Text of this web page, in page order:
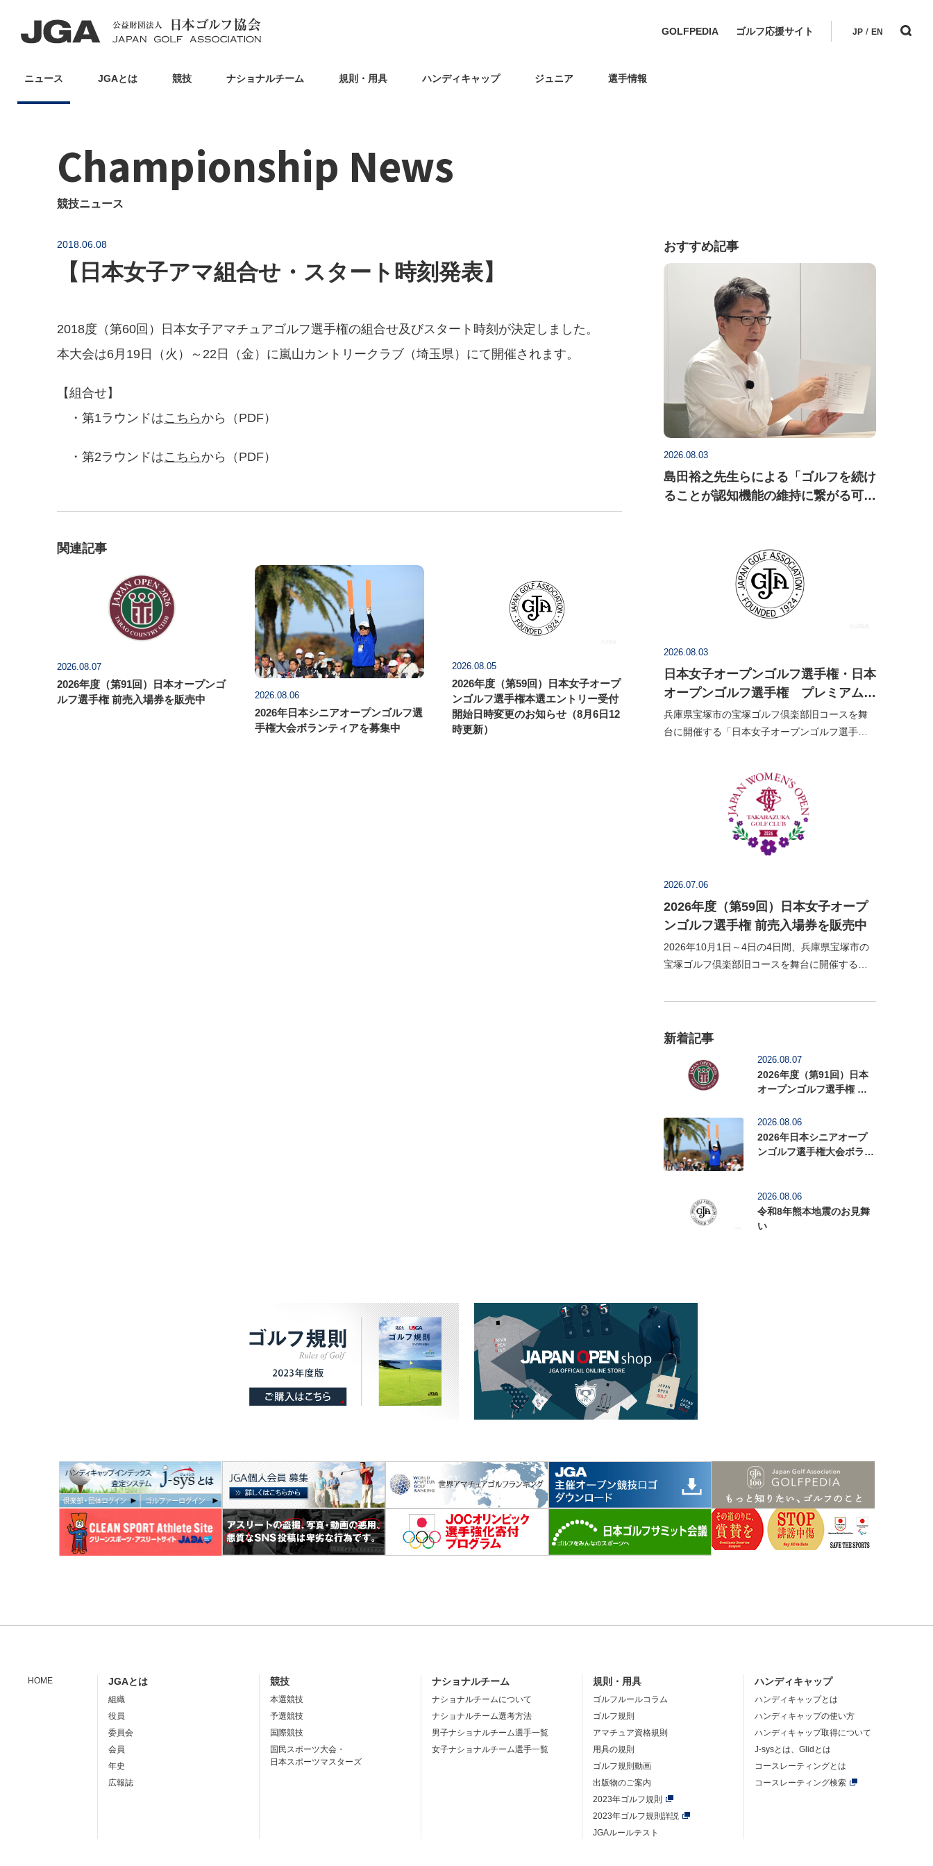
GOLFPEDIA ゴルフ応援サイト JP / EN
ニュース JGAとは 競技 ナショナルチーム 規則・用具 ハンディキャップ ジュニア 選手情報
Championship News
競技ニュース
2018.06.08
【日本女子アマ組合せ・スタート時刻発表】
2018度（第60回）日本女子アマチュアゴルフ選手権の組合せ及びスタート時刻が決定しました。
本大会は6月19日（火）～22日（金）に嵐山カントリークラブ（埼玉県）にて開催されます。
【組合せ】
・第1ラウンドはこちら から（PDF）
・第2ラウンドはこちら から（PDF）
関連記事
2026.08.07
2026年度（第91回）日本オープンゴ
ルフ選手権 前売入場券を販売中
2026.08.06
2026年日本シニアオープンゴルフ選
手権大会ボランティアを募集中
2026.08.05
2026年度（第59回）日本女子オープ
ンゴルフ選手権本選エントリー受付
開始日時変更のお知らせ（8月6日12
時更新）
おすすめ記事
2026.08.03
島田裕之先生らによる「ゴルフを続け
ることが認知機能の維持に繋がる可能
2026.08.03
日本女子オープンゴルフ選手権・日本
オープンゴルフ選手権 プレミアムチ
ケット販売を開始
兵庫県宝塚市の宝塚ゴルフ倶楽部旧コースを舞
台に開催する「日本女子オープンゴルフ選手
権」のプレミアムチケットの販売を開…
2026.07.06
2026年度（第59回）日本女子オープ
ンゴルフ選手権 前売入場券を販売中
2026年10月1日～4日の4日間、兵庫県宝塚市の
宝塚ゴルフ倶楽部旧コースを舞台に開催する
選手権」の前売入場券の販売を開始いたしまし
新着記事
2026.08.07
2026年度（第91回）日本
オープンゴルフ選手権 前
2026.08.06
2026年日本シニアオープ
ンゴルフ選手権大会ボラン
2026.08.06
令和8年熊本地震のお見舞
い
HOME JGAとは
組織
役員
委員会
会員
年史
広報誌
競技
本選競技
予選競技
国際競技
国民スポーツ大会・
日本スポーツマスターズ
ナショナルチーム
ナショナルチームについて
ナショナルチーム選考方法
男子ナショナルチーム選手一覧
女子ナショナルチーム選手一覧
規則・用具
ゴルフルールコラム
ゴルフ規則
アマチュア資格規則
用具の規則
ゴルフ規則動画
出版物のご案内
2023年ゴルフ規則
2023年ゴルフ規則詳説
JGAルールテスト
ハンディキャップ
ハンディキャップとは
ハンディキャップの使い方
ハンディキャップ取得について
J-sysとは、Glidとは
コースレーティングとは
コースレーティング検索